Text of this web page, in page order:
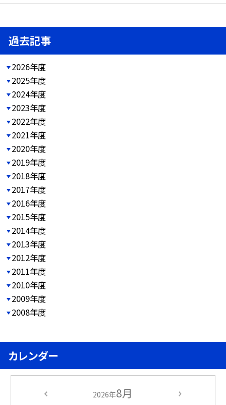
過去記事
2026年度
2025年度
2024年度
2023年度
2022年度
2021年度
2020年度
2019年度
2018年度
2017年度
2016年度
2015年度
2014年度
2013年度
2012年度
2011年度
2010年度
2009年度
2008年度
カレンダー
2026年8月